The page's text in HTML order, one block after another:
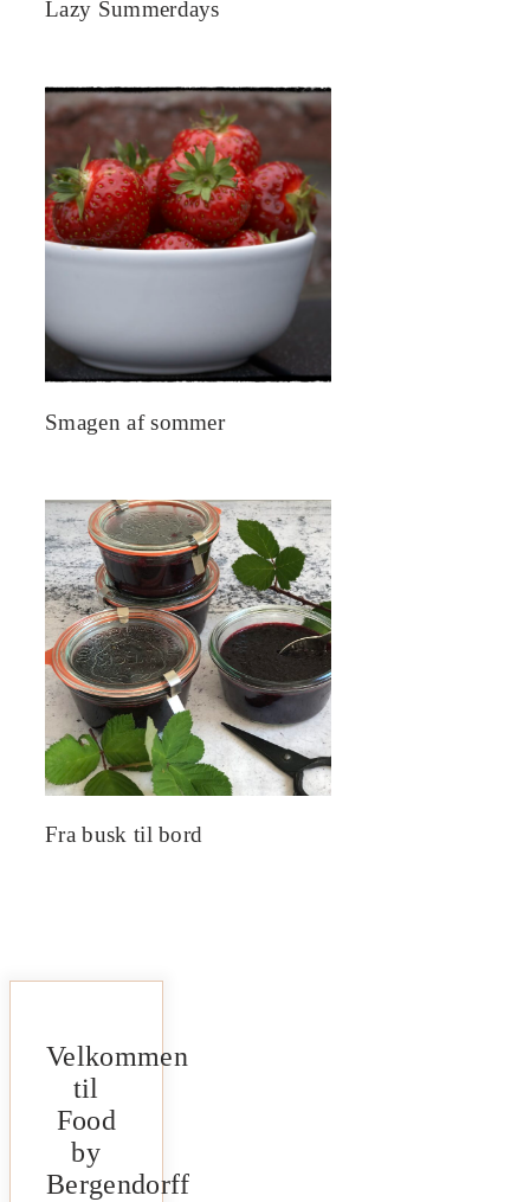
Lazy Summerdays
Smagen af sommer
Fra busk til bord
Velkommen
til
Food
by
Bergendorff